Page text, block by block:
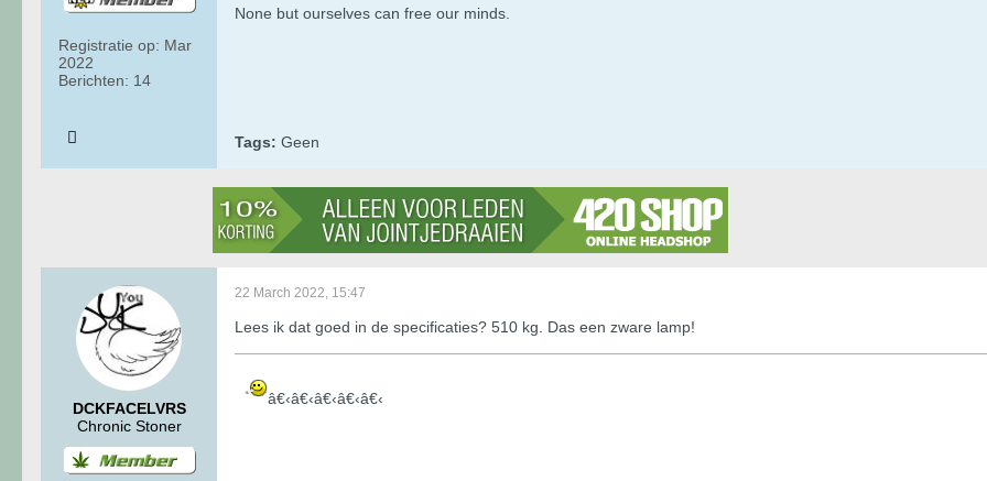
Registratie op: Mar
2022
Berichten: 14
None but ourselves can free our minds.
Tags: Geen
DCKFACELVRS
Chronic Stoner
22 March 2022, 15:47
Lees ik dat goed in de specificaties? 510 kg. Das een zware lamp!
â€‹â€‹â€‹â€‹â€‹